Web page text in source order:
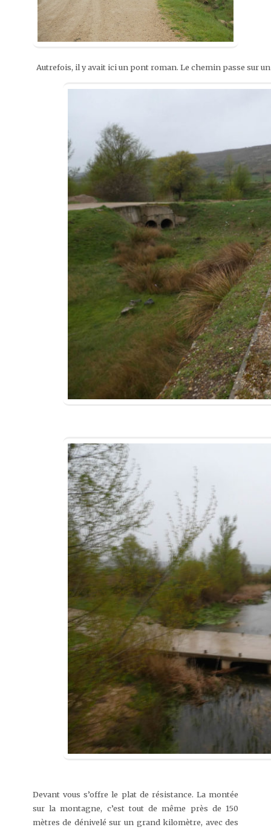
Autrefois, il y avait ici un pont roman. Le chemin passe sur
Devant vous s’offre le plat de résistance. La montée
sur la montagne, c’est tout de même près de 150
mètres de dénivelé sur un grand kilomètre, avec des